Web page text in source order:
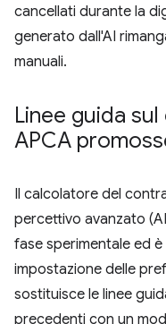
cancellati durante la
generato dall'AI
manuali.
Linee guida
APCA
Il calcolatore del
percettivo avanzato
fase sperimentale ed
impostazione delle
sostituisce le linee
precedenti con un